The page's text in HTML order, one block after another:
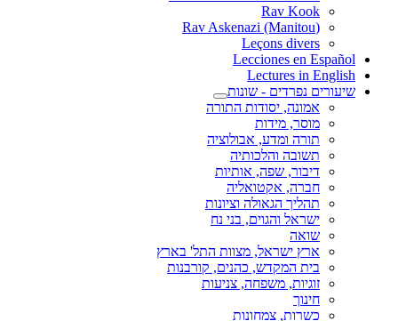
Rav Kook
(Rav Askenazi (Manitou
Leçons divers
Lecciones en Español
Lectures in English
שיעורים נפרדים - שונות
אמונה, יסודות התורה
מוסר, מידות
תורה ומדע, אבולוציה
תשובה והלכותיה
דיבור, שפה, אותיות
חברה, אקטואליה
תהליך הגאולה וציונות
ישראל והגוים, בני נח
שואה
ארץ ישראל, מצוות התל' בארץ
בית המקדש, כהנים, קורבנות
זוגיות, משפחה, צניעות
חינוך
כשרות, צמחונות